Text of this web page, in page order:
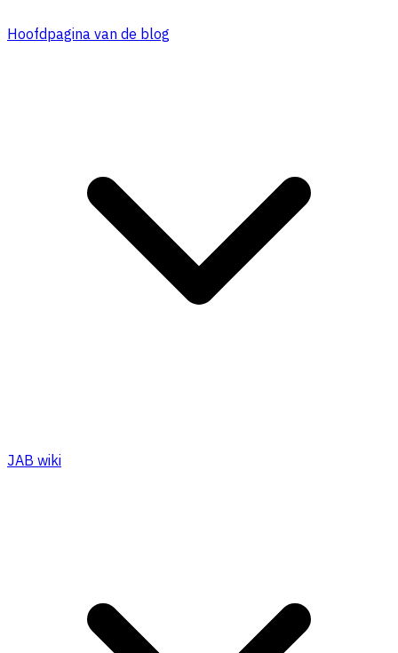
Hoofdpagina van de blog
JAB wiki